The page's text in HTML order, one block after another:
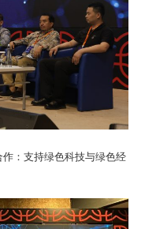
：支持绿色科技与绿色经